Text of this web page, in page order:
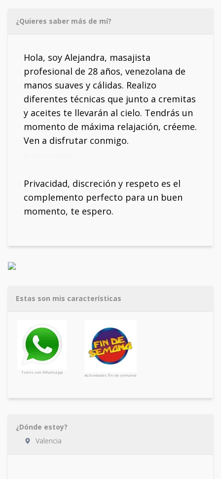
¿Quieres saber más de mí?
Hola, soy Alejandra, masajista
profesional de 28 años, venezolana de
manos suaves y cálidas. Realizo
diferentes técnicas que junto a cremitas
y aceites te llevarán al cielo. Tendrás un
momento de máxima relajación, créeme.
Ven a disfrutar conmigo.
Privacidad, discreción y respeto es el
complemento perfecto para un buen
momento, te espero.
Estas son mis características
Trans con Whatsapp
Actividades fin de semana
¿Dónde estoy?
Valencia